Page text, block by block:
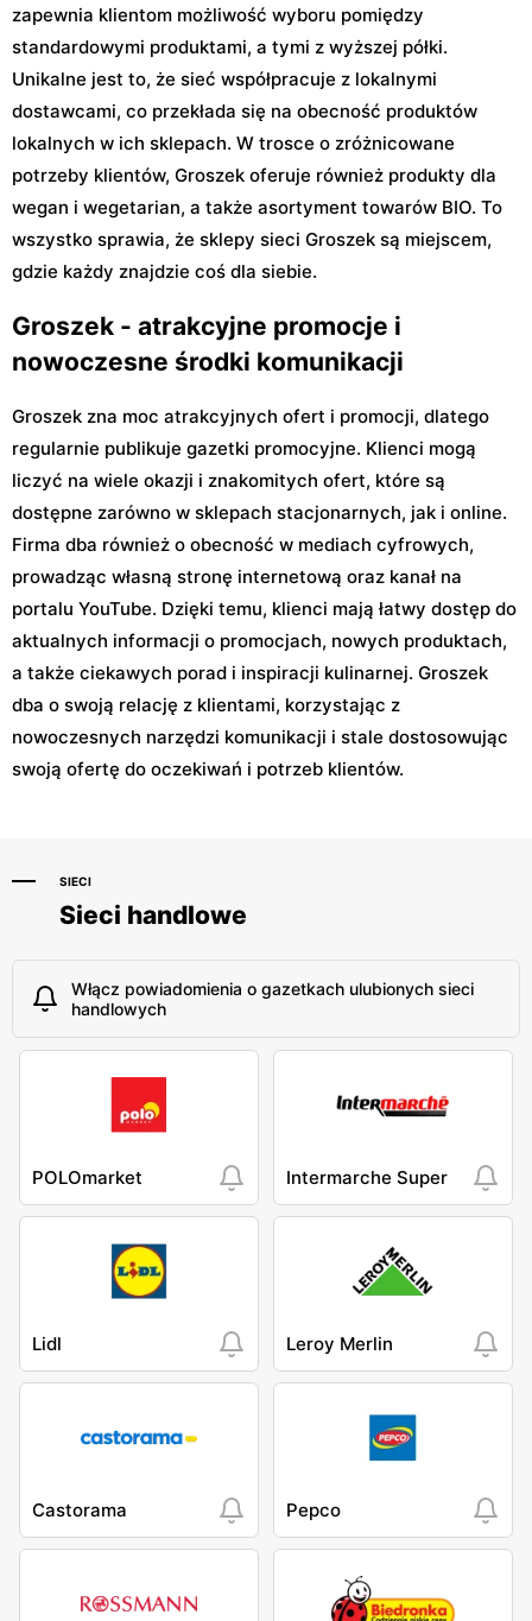
zapewnia klientom możliwość wyboru pomiędzy
standardowymi produktami, a tymi z wyższej półki.
Unikalne jest to, że sieć współpracuje z lokalnymi
dostawcami, co przekłada się na obecność produktów
lokalnych w ich sklepach. W trosce o zróżnicowane
potrzeby klientów, Groszek oferuje również produkty dla
wegan i wegetarian, a także asortyment towarów BIO. To
wszystko sprawia, że sklepy sieci Groszek są miejscem,
gdzie każdy znajdzie coś dla siebie.
Groszek - atrakcyjne promocje i
nowoczesne środki komunikacji
Groszek zna moc atrakcyjnych ofert i promocji, dlatego
regularnie publikuje gazetki promocyjne. Klienci mogą
liczyć na wiele okazji i znakomitych ofert, które są
dostępne zarówno w sklepach stacjonarnych, jak i online.
Firma dba również o obecność w mediach cyfrowych,
prowadząc własną stronę internetową oraz kanał na
portalu YouTube. Dzięki temu, klienci mają łatwy dostęp do
aktualnych informacji o promocjach, nowych produktach,
a także ciekawych porad i inspiracji kulinarnej. Groszek
dba o swoją relację z klientami, korzystając z
nowoczesnych narzędzi komunikacji i stale dostosowując
swoją ofertę do oczekiwań i potrzeb klientów.
SIECI
Sieci handlowe
Włącz powiadomienia o gazetkach ulubionych sieci
handlowych
POLOmarket Intermarche Super
Lidl Leroy Merlin
Castorama Pepco